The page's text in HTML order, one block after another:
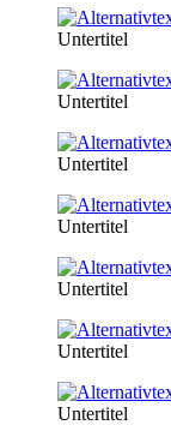
Untertitel
Untertitel
Untertitel
Untertitel
Untertitel
Untertitel
Untertitel